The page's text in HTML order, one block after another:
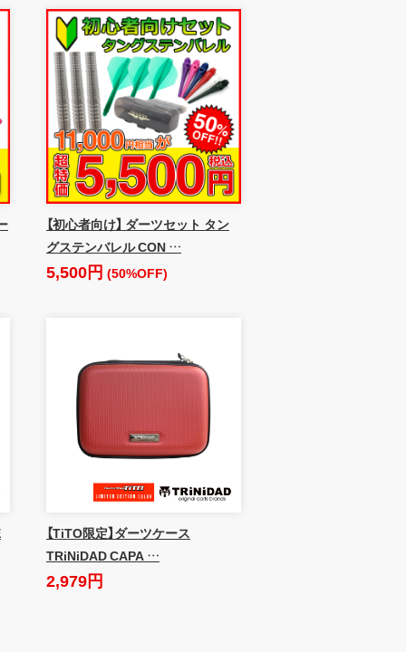
【初心者向け】 ダーツセット タン
グステンバレル CON …
5,500円 (50%OFF)
【TiTO限定】ダーツケース
TRiNiDAD CAPA …
2,979円